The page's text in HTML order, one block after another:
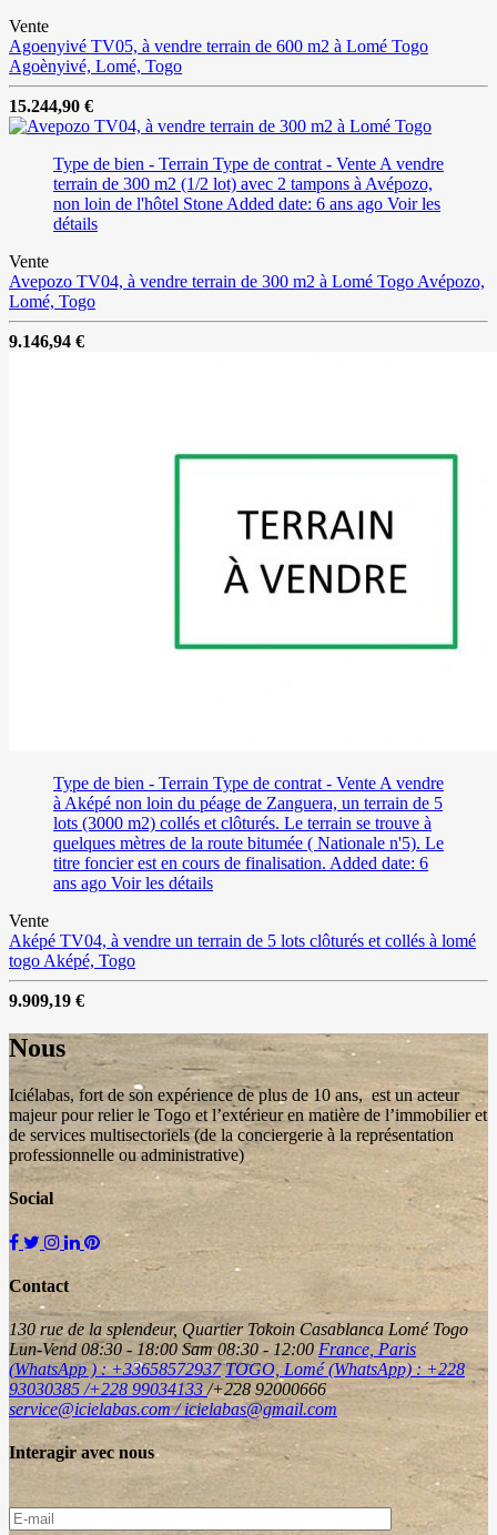
Vente
Agoenyivé TV05, à vendre terrain de 600 m2 à Lomé Togo
Agoènyivé, Lomé, Togo
15.244,90 €
Type de bien - Terrain Type de contrat - Vente A vendre
terrain de 300 m2 (1/2 lot) avec 2 tampons à Avépozo,
non loin de l'hôtel Stone Added date: 6 ans ago Voir les
détails
Vente
Avepozo TV04, à vendre terrain de 300 m2 à Lomé Togo Avépozo,
Lomé, Togo
9.146,94 €
Type de bien - Terrain Type de contrat - Vente A vendre
à Aképé non loin du péage de Zanguera, un terrain de 5
lots (3000 m2) collés et clôturés. Le terrain se trouve à
quelques mètres de la route bitumée ( Nationale n'5). Le
titre foncier est en cours de finalisation. Added date: 6
ans ago Voir les détails
Vente
Aképé TV04, à vendre un terrain de 5 lots clôturés et collés à lomé
togo Aképé, Togo
9.909,19 €
Nous
Iciélabas, fort de son expérience de plus de 10 ans, est un acteur
majeur pour relier le Togo et l’extérieur en matière de l’immobilier et
de services multisectoriels (de la conciergerie à la représentation
professionnelle ou administrative)
Social
Contact
130 rue de la splendeur, Quartier Tokoin Casablanca Lomé Togo
Lun-Vend 08:30 - 18:00 Sam 08:30 - 12:00 France, Paris
(WhatsApp ) : +33658572937 TOGO, Lomé (WhatsApp) : +228
93030385 /+228 99034133/+228 92000666
service@icielabas.com / icielabas@gmail.com
Interagir avec nous
mail